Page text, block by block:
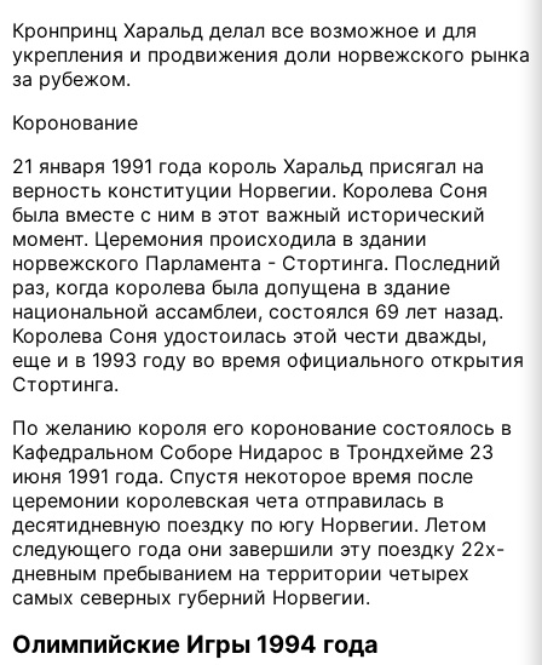
Кронпринц Харальд делал все возможное и для
укрепления и продвижения доли норвежского рынка
за рубежом.
Коронование
21 января 1991 года король Харальд присягал на
верность конституции Норвегии. Королева Соня
была вместе с ним в этот важный исторический
момент. Церемония происходила в здании
норвежского Парламента - Стортинга. Последний
раз, когда королева была допущена в здание
национальной ассамблеи, состоялся 69 лет назад.
Королева Соня удостоилась этой чести дважды,
еще и в 1993 году во время официального открытия
Стортинга.
По желанию короля его коронование состоялось в
Кафедральном Соборе Нидарос в Трондхейме 23
июня 1991 года. Спустя некоторое время после
церемонии королевская чета отправилась в
десятидневную поездку по югу Норвегии. Летом
следующего года они завершили эту поездку 22х-
дневным пребыванием на территории четырех
самых северных губерний Норвегии.
Олимпийские Игры 1994 года